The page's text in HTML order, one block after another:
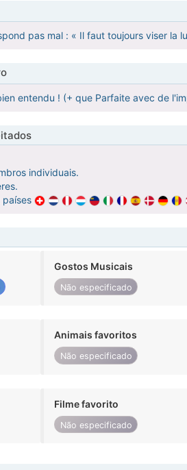
pas mal : « Il faut toujours viser
entendu ! (+ que Parfaite avec de
individuais.
países
Gostos Musicais
Não especificado
Animais favoritos
Não especificado
Filme favorito
Não especificado